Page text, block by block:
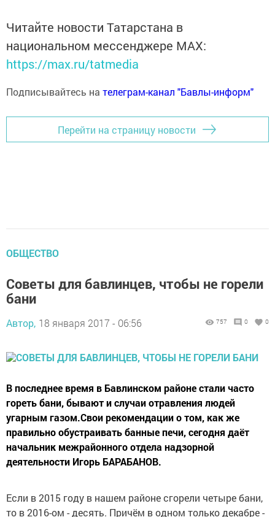
Читайте новости Татарстана в
национальном мессенджере MАХ:
https://max.ru/tatmedia
Подписывайтесь на телеграм-канал "Бавлы-информ"
Перейти на страницу новости
ОБЩЕСТВО
Советы для бавлинцев, чтобы не горели
бани
Автор, 18 января 2017 - 06:56 757 0 0
В последнее время в Бавлинском районе стали часто
гореть бани, бывают и случаи отравления людей
угарным газом.Свои рекомендации о том, как же
правильно обустраивать банные печи, сегодня даёт
начальник межрайонного отдела надзорной
деятельности Игорь БАРАБАНОВ.
Если в 2015 году в нашем районе сгорели четыре бани,
то в 2016-ом - десять. Причём в одном только декабре -